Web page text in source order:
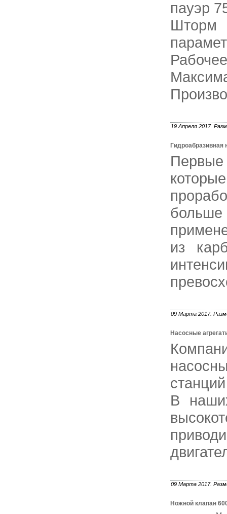
пауэр
Шторм
19 Апреля 2017.
Гидроабразивная
из
09 Марта 2017.
Насосные
В
09 Марта 2017.
Ножной клапан